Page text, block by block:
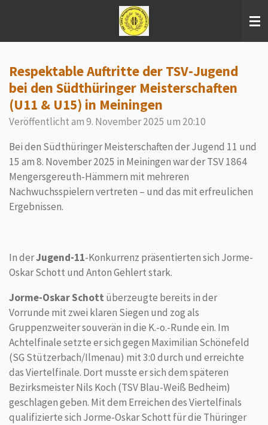
springen
Respektable Auftritte der TSV-Jugend
bei den Südthüringer Meisterschaften
(U11 & U15) in Meiningen
Veröffentlicht am 9. November 2025 um 20:10
Bei den Südthüringer Meisterschaften der Jugend 11 und
15 am 8. November 2025 in Meiningen war der TSV 1864
Mengersgereuth-Hämmern mit mehreren
Nachwuchsspielern vertreten – und das mit erfreulichen
Ergebnissen.
In derJugend-11-Konkurrenz präsentierten sich Jorme-
Oskar Schott und Anton Gehlert stark.
Jorme-Oskar Schott überzeugte bereits in der
Vorrunde mit zwei klaren Siegen und zog als
Gruppenzweiter souverän in die K.-o.-Runde ein. Im
Achtelfinale setzte er sich gegen Maximilian Schönefeld
(SG Stützerbach/Ilmenau) mit 3:0 durch und erreichte
das Viertelfinale. Dort musste er sich dem späteren
Bezirksmeister Nils Koch (TSV Blau-Weiß Bedheim)
geschlagen geben. Mit dem Erreichen des Viertelfinals
qualifizierte sich Jorme-Oskar Schott für die Thüringer